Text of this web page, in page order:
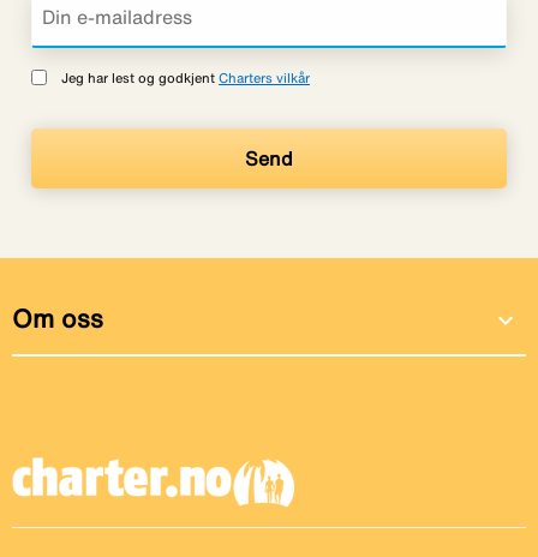
Jeg har lest og godkjent Charters vilkår
Om oss expand_more